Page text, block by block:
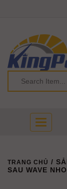
Toggle
TRANG CHỦ /
SAU WAVE